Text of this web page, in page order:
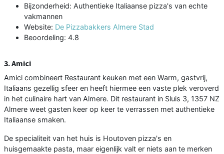
Bijzonderheid: Authentieke Italiaanse pizza's van echte
vakmannen
Website: De Pizzabakkers Almere Stad
Beoordeling: 4.8
3. Amici
Amici combineert Restaurant keuken met een Warm, gastvrij,
Italiaans gezellig sfeer en heeft hiermee een vaste plek veroverd
in het culinaire hart van Almere. Dit restaurant in Sluis 3, 1357 NZ
Almere weet gasten keer op keer te verrassen met authentieke
Italiaanse smaken.
De specialiteit van het huis is Houtoven pizza's en
huisgemaakte pasta, maar eigenlijk valt er niets aan te merken